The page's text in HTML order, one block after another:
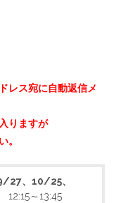
レス宛に自動返信メ
りますが
。
、10/25、
12:15～13:45